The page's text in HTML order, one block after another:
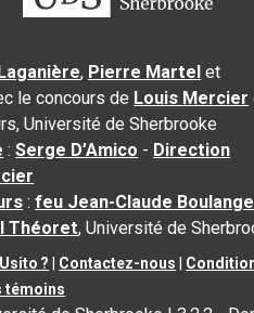
, Pierre Martel et
le concours de Louis Mercier
Université de Sherbrooke
:Serge D’Amico - Direction
:feu Jean-Claude
Théoret, Université de
? Contactez-nous
témoins